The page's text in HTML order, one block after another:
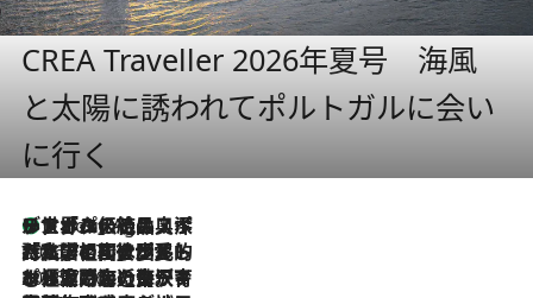
CREA Traveller 2026年夏号 海風
と太陽に誘われてポルトガルに会い
に行く
1 Hour Ago
リスボンの絶品スイーツ「パステル・デ・ナタ」とは？ポルトガル伝統の奥深い世界へ
2026.7.27
「私の祖国はポルトガル語です」国民的詩人フェルナンド・ペソアと、彼が愛した文学の街を歩く
2026.7.26
ポルトガル近海が育む極上の海の幸。キリリと冷えた白ワインと愉しむ、シーフード専門店の贅沢